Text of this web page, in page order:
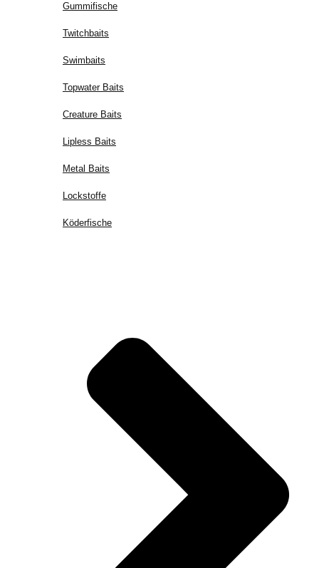
Gummifische
Twitchbaits
Swimbaits
Topwater Baits
Creature Baits
Lipless Baits
Metal Baits
Lockstoffe
Köderfische